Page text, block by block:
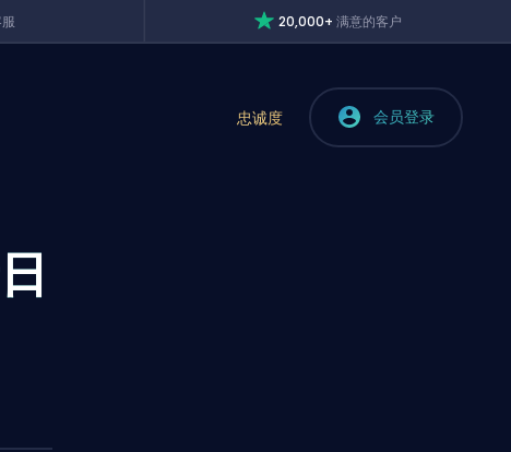
20,000+满意的客户
忠诚度 会员登录